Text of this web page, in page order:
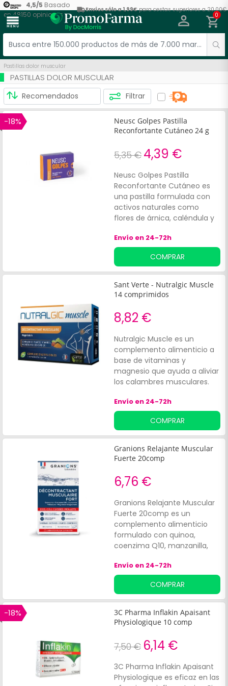
4,5/5 Basado
en48150 opiniones
Envíos sólo a 1,99€para cestas superiores a 20,00€
menu 0
Pastillas dolor muscular
PASTILLAS DOLOR MUSCULAR
Filtrar
-18%
Neusc Golpes Pastilla
Reconfortante Cutáneo 24 g
5,35 € 4,39 €
Neusc Golpes Pastilla
Reconfortante Cutáneo es
una pastilla formulada con
activos naturales como
flores de árnica, caléndula y
propiedades de estos activos
naturales reconfortan y
mantienen un buen estado
de la piel sana, colaborando a
reducir hematomas en la piel
a causa de esfuerzos físicos
o tensión postural.
Envío en 24-72h
COMPRAR
Sant Verte - Nutralgic Muscle
14 comprimidos
8,82 €
Nutralgic Muscle es un
complemento alimenticio a
base de vitaminas y
magnesio que ayuda a aliviar
los calambres musculares.
una función muscular
normal. Ayuda a aliviar los
calambres musculares. Alivia
eficazmente el dolor.
Envío en 24-72h
COMPRAR
Granions Relajante Muscular
Fuerte 20comp
6,76 €
Granions Relajante Muscular
Fuerte 20comp es un
complemento alimenticio
formulado con quinoa,
coenzima Q10, manzanilla,
magnesio que contribuye al
alivio del dolor muscular.
Asimismo, ayuda a ejercer un
efecto antiinflamatorio y a
mantener una función
muscular normal. Contiene
Envío en 24-72h
COMPRAR
-18%
3C Pharma Inflakin Apaisant
Physiologique 10 comp
7,50 € 6,14 €
3C Pharma Inflakin Apaisant
Physiologique es eficaz en las